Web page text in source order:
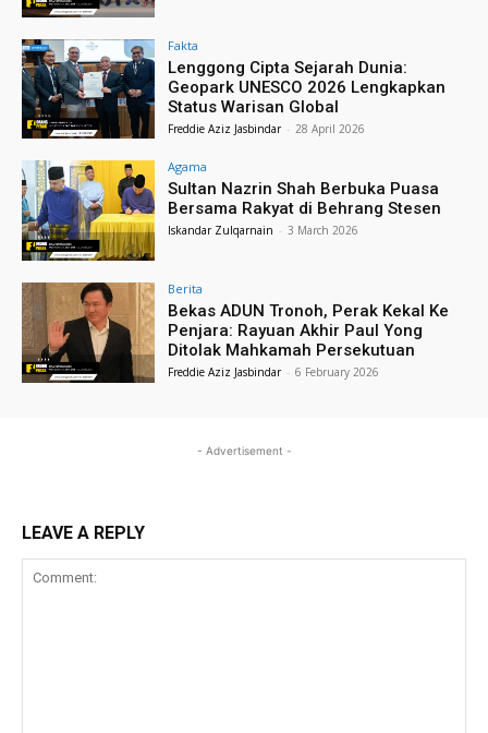
Fakta
Lenggong Cipta Sejarah Dunia:
Geopark UNESCO 2026 Lengkapkan
Status Warisan Global
Freddie Aziz Jasbindar - 28 April 2026
Agama
Sultan Nazrin Shah Berbuka Puasa
Bersama Rakyat di Behrang Stesen
Iskandar Zulqarnain - 3 March 2026
Berita
Bekas ADUN Tronoh, Perak Kekal Ke
Penjara: Rayuan Akhir Paul Yong
Ditolak Mahkamah Persekutuan
Freddie Aziz Jasbindar - 6 February 2026
- Advertisement -
LEAVE A REPLY